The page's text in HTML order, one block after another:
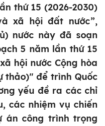
thứ 15 (2026-2030)
xã hội đất nước”,
nước này đã soạn
5 năm lần thứ 15
hội nước Cộng hòa
thảo)" để trình Quốc
yếu đề ra các chỉ
các nhiệm vụ chiến
án công trình trọng